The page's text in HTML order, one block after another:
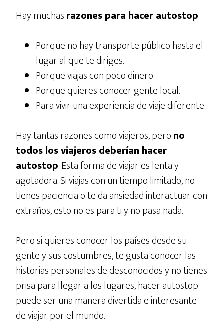
Hay muchasrazones para hacer autostop:
Porque no hay transporte público hasta el
lugar al que te diriges.
Porque viajas con poco dinero.
Porque quieres conocer gente local.
Para vivir una experiencia de viaje diferente.
Hay tantas razones como viajeros, perono
todos los viajeros deberían hacer
autostop. Esta forma de viajar es lenta y
agotadora. Si viajas con un tiempo limitado, no
tienes paciencia o te da ansiedad interactuar con
extraños, esto no es para ti y no pasa nada.
Pero si quieres conocer los países desde su
gente y sus costumbres, te gusta conocer las
historias personales de desconocidos y no tienes
prisa para llegar a los lugares, hacer autostop
puede ser una manera divertida e interesante
de viajar por el mundo.